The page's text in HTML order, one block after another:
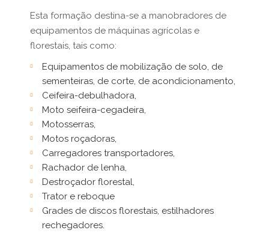
Esta formação destina-se a manobradores de
equipamentos de máquinas agrícolas e
florestais, tais como:
Equipamentos de mobilização de solo, de
sementeiras, de corte, de acondicionamento,
Ceifeira-debulhadora,
Moto seifeira-cegadeira,
Motosserras,
Motos roçadoras,
Carregadores transportadores,
Rachador de lenha,
Destroçador florestal,
Trator e reboque
Grades de discos florestais, estilhadores
rechegadores.